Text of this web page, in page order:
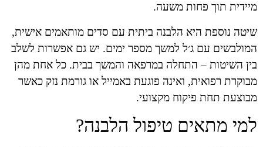
מיידית תוך פחות משעה.
שיטה נוספת היא הלבנה ביתית עם סדים מותאמים אישית,
המולבשים עם ג׳ל למשך מספר ימים. יש גם אפשרות לשלב
בין השיטות – התחלה במרפאה והמשך בבית. כל אחת מהן
מבוקרת רפואית, ואינה פוגעת באמייל או גורמת נזק כאשר
מבוצעת תחת פיקוח מקצועי.
למי מתאים טיפול הלבנה?